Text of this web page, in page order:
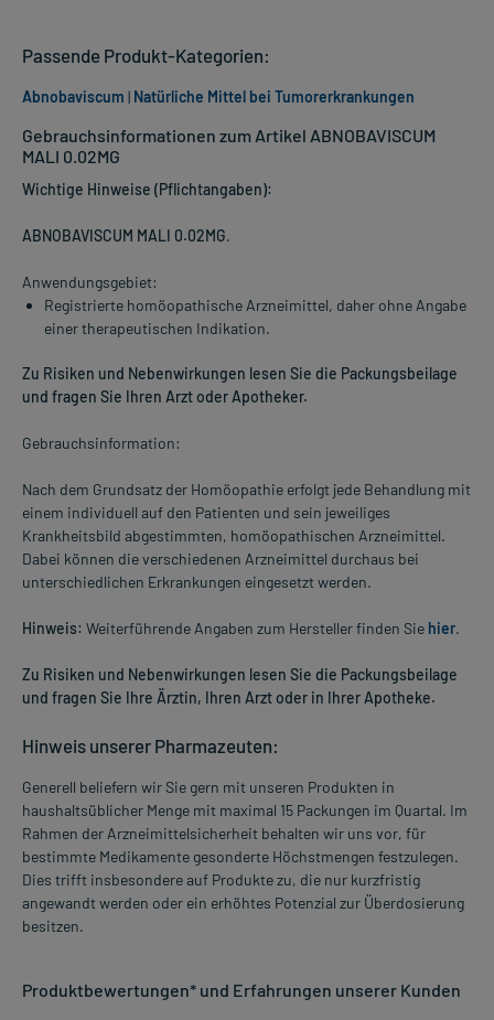
Gebrauchsinformationen zum Artikel ABNOBAVISCUM
MALI 0.02MG
Wichtige Hinweise (Pflichtangaben):
ABNOBAVISCUM MALI 0.02MG.
Anwendungsgebiet:
Registrierte homöopathische Arzneimittel, daher ohne Angabe
einer therapeutischen Indikation.
Zu Risiken und Nebenwirkungen lesen Sie die Packungsbeilage
und fragen Sie Ihren Arzt oder Apotheker.
Gebrauchsinformation:
Nach dem Grundsatz der Homöopathie erfolgt jede Behandlung mit
einem individuell auf den Patienten und sein jeweiliges
Krankheitsbild abgestimmten, homöopathischen Arzneimittel.
Dabei können die verschiedenen Arzneimittel durchaus bei
unterschiedlichen Erkrankungen eingesetzt werden.
Hinweis: Weiterführende Angaben zum Hersteller finden Sie hier.
Zu Risiken und Nebenwirkungen lesen Sie die Packungsbeilage
und fragen Sie Ihre Ärztin, Ihren Arzt oder in Ihrer Apotheke.
Hinweis unserer Pharmazeuten:
Generell beliefern wir Sie gern mit unseren Produkten in
haushaltsüblicher Menge mit maximal 15 Packungen im Quartal. Im
Rahmen der Arzneimittelsicherheit behalten wir uns vor, für
bestimmte Medikamente gesonderte Höchstmengen festzulegen.
Dies trifft insbesondere auf Produkte zu, die nur kurzfristig
angewandt werden oder ein erhöhtes Potenzial zur Überdosierung
besitzen.
Produktbewertungen* und Erfahrungen unserer Kunden
Passende Produkt-Kategorien:
Abnobaviscum | Natürliche Mittel bei Tumorerkrankungen